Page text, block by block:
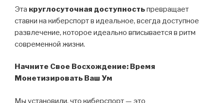
Эта круглосуточная доступностьпревращает
ставки на киберспорт в идеальное, всегда доступное
развлечение, которое идеально вписывается в ритм
современной жизни.
Начните Свое Восхождение: Время
Монетизировать Ваш Ум
Мы установили, что киберспорт — это